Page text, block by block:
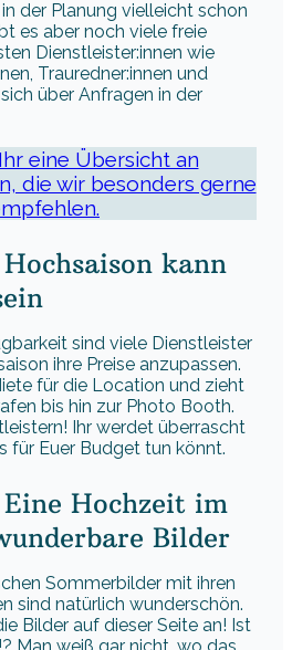
der Planung vielleicht schon
es aber noch viele freie
Dienstleister:innen wie
Trauredner:innen und
über Anfragen in der
eine Übersicht an
die wir besonders gerne
kann
sind viele Dienstleister
ihre Preise anzupassen.
für die Location und zieht
bis hin zur Photo Booth.
Ihr werdet überrascht
für Euer Budget tun könnt.
Hochzeit im
Bilder
Sommerbilder mit ihren
sind natürlich wunderschön.
Bilder auf dieser Seite an! Ist